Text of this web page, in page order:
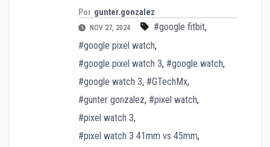
Por gunter.gonzalez
NOV 27, 2024 #google fitbit,
#google pixel watch,
#google pixel watch 3, #google watch,
#google watch 3, #GTechMx,
#gunter gonzalez, #pixel watch,
#pixel watch 3,
#pixel watch 3 41mm vs 45mm,